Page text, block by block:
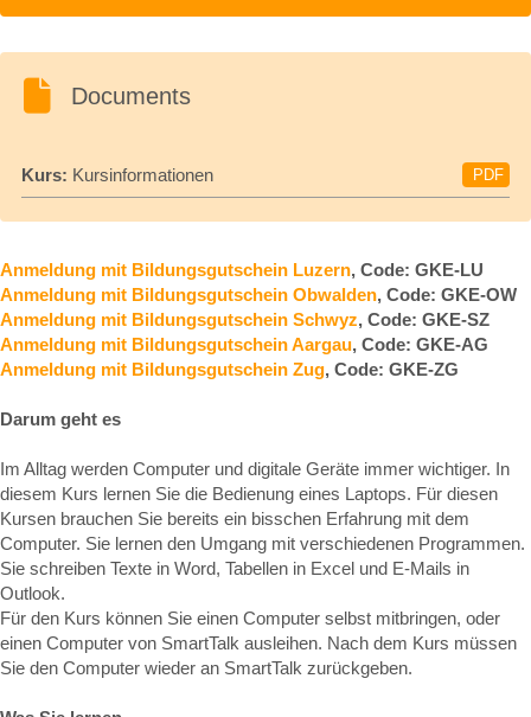
Documents
Kurs: Kursinformationen PDF
Anmeldung mit Bildungsgutschein Luzern, Code: GKE-LU
Anmeldung mit Bildungsgutschein Obwalden, Code: GKE-OW
Anmeldung mit Bildungsgutschein Schwyz, Code: GKE-SZ
Anmeldung mit Bildungsgutschein Aargau, Code: GKE-AG
Anmeldung mit Bildungsgutschein Zug, Code: GKE-ZG
Darum geht es
Im Alltag werden Computer und digitale Geräte immer wichtiger. In
diesem Kurs lernen Sie die Bedienung eines Laptops. Für diesen
Kursen brauchen Sie bereits ein bisschen Erfahrung mit dem
Computer. Sie lernen den Umgang mit verschiedenen Programmen.
Sie schreiben Texte in Word, Tabellen in Excel und E-Mails in
Outlook.
Für den Kurs können Sie einen Computer selbst mitbringen, oder
einen Computer von SmartTalk ausleihen. Nach dem Kurs müssen
Sie den Computer wieder an SmartTalk zurückgeben.